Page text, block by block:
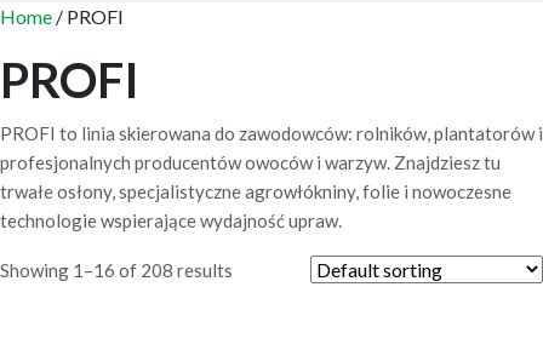
Home / PROFI
PROFI
PROFI to linia skierowana do zawodowców: rolników, plantatorów i
profesjonalnych producentów owoców i warzyw. Znajdziesz tu
trwałe osłony, specjalistyczne agrowłókniny, folie i nowoczesne
technologie wspierające wydajność upraw.
Showing 1–16 of 208 results